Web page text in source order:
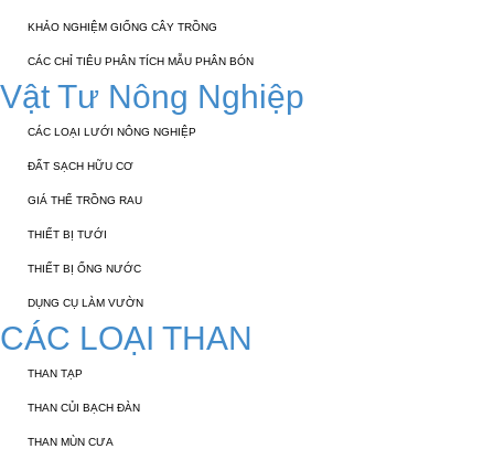
KHẢO NGHIỆM GIỐNG CÂY TRỒNG
CÁC CHỈ TIÊU PHÂN TÍCH MẪU PHÂN BÓN
Vật Tư Nông Nghiệp
CÁC LOẠI LƯỚI NÔNG NGHIỆP
ĐẤT SẠCH HỮU CƠ
GIÁ THỂ TRỒNG RAU
THIẾT BỊ TƯỚI
THIẾT BỊ ỐNG NƯỚC
DỤNG CỤ LÀM VƯỜN
CÁC LOẠI THAN
THAN TẠP
THAN CỦI BẠCH ĐÀN
THAN MÙN CƯA